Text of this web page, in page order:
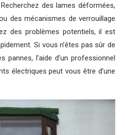
des lames déformées,
des mécanismes de verrouillage
des problèmes potentiels, il est
Si vous n’êtes pas sûr de
pannes, l’aide d’un professionnel
électriques peut vous être d’une